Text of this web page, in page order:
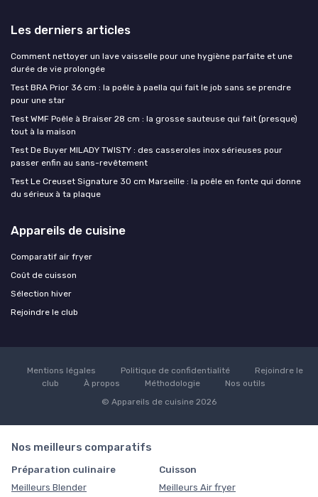
Les derniers articles
Comment nettoyer un lave vaisselle pour une hygiène parfaite et une
durée de vie prolongée
Test BRA Prior 36 cm : la poêle à paella qui fait le job sans se prendre
pour une star
Test WMF Poêle à Braiser 28 cm : la grosse sauteuse qui fait (presque)
tout à la maison
Test De Buyer MILADY TWISTY : des casseroles inox sérieuses pour
passer enfin au sans-revêtement
Test Le Creuset Signature 30 cm Marseille : la poêle en fonte qui donne
du sérieux à ta plaque
Appareils de cuisine
Comparatif air fryer
Coût de cuisson
Sélection hiver
Rejoindre le club
Mentions légales Politique de confidentialité
Rejoindre le
club
À propos Méthodologie
Nos outils
© Appareils de cuisine 2026
Nos meilleurs comparatifs
Préparation culinaire
Meilleurs Blender
Cuisson
Meilleurs Air fryer